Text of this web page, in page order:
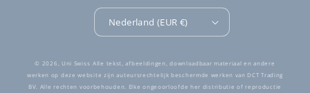
Nederland (EUR €)
© 2026, Uni Swiss Alle tekst, afbeeldingen, downloadbaar materiaal en andere
werken op deze website zijn auteursrechtelijk beschermde werken van DCT Trading
BV. Alle rechten voorbehouden. Elke ongeoorloofde her distributie of reproductie